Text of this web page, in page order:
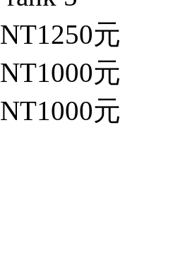
NT1250元
NT1000元
NT1000元